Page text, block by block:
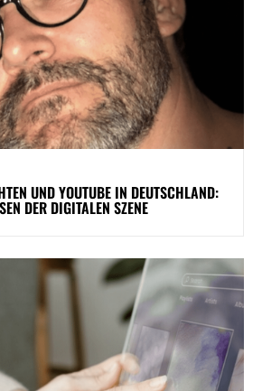
UND YOUTUBE IN DEUTSCHLAND:
DER DIGITALEN SZENE